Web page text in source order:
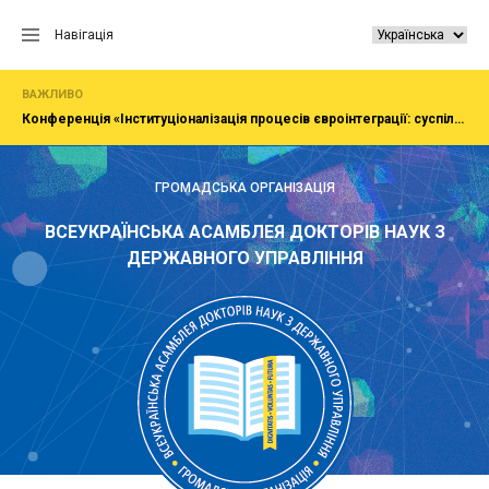
Навігація
ВАЖЛИВО
Конференція «Інституціоналізація процесів євроінтеграції: суспільство, економіка, адміністрування»
ГРОМАДСЬКА ОРГАНІЗАЦІЯ
ВСЕУКРАЇНСЬКА АСАМБЛЕЯ ДОКТОРІВ НАУК З
ДЕРЖАВНОГО УПРАВЛІННЯ